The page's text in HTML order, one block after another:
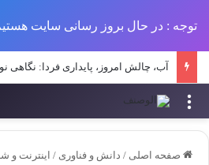
توجه : در حال بروز رسانی سایت
منو
صفحه اصلی / دانش و فناوری / اینترنت و